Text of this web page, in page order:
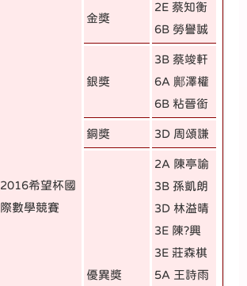
2016希望杯國
際數學競賽
金獎
2E 蔡知衡
6B 勞譽誠
銀獎
3B 蔡竣軒
6A 鄺澤權
6B 粘晉銜
銅獎 3D 周頌謙
優異獎
2A 陳亭諭
3B 孫凱朗
3D 林溢晴
3E 陳?興
3E 莊森棋
5A 王詩雨